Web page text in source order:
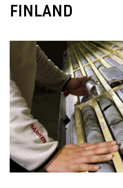
FINLAND